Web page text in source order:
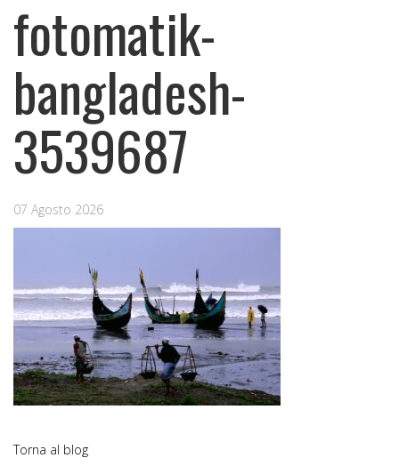
fotomatik-
bangladesh-
3539687
07 Agosto 2026
Torna al blog